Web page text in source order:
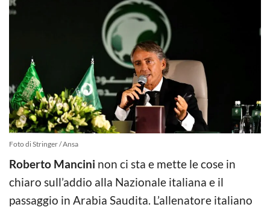
Foto di Stringer / Ansa
Roberto Mancini non ci sta e mette le cose in
chiaro sull’addio alla Nazionale italiana e il
passaggio in Arabia Saudita. L’allenatore italiano